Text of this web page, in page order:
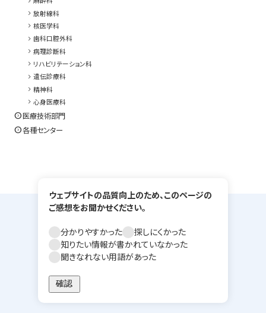
chevron_right 放射線科
chevron_right 核医学科
chevron_right 歯科口腔外科
chevron_right 病理診断科
chevron_right リハビリテーション科
chevron_right 遺伝診療科
chevron_right 精神科
chevron_right 心身医療科
expand_circle_right医療技術部門
expand_circle_right各種センター
ウェブサイトの品質向上のため、このページの
ご感想をお聞かせください。
分かりやすかった
探しにくかった
知りたい情報が書かれていなかった
聞きなれない用語があった